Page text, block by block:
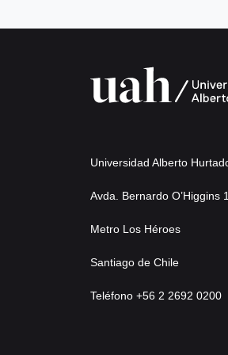
Universidad Alberto
Avda. Bernardo O’Higgins
Metro Los Héroes
Santiago de Chile
Teléfono +56 2 2692 0200